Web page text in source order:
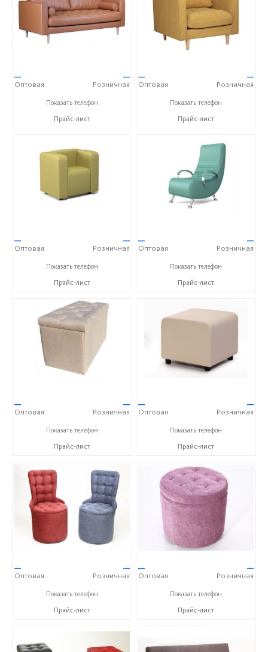
—
Оптовая
—
Розничная
+7 (495) 739 00 04
Показать телефон
Прайс-лист
—
Оптовая
—
Розничная
+7 (495) 739 00 04
Показать телефон
Прайс-лист
—
Оптовая
—
Розничная
+7 (495) 739 00 04
Показать телефон
Прайс-лист
—
Оптовая
—
Розничная
+7 (495) 739 00 04
Показать телефон
Прайс-лист
—
Оптовая
—
Розничная
+7 (495) 739 00 04
Показать телефон
Прайс-лист
—
Оптовая
—
Розничная
+7 (495) 739 00 04
Показать телефон
Прайс-лист
—
Оптовая
—
Розничная
+7 (495) 739 00 04
Показать телефон
Прайс-лист
—
Оптовая
—
Розничная
+7 (495) 739 00 04
Показать телефон
Прайс-лист